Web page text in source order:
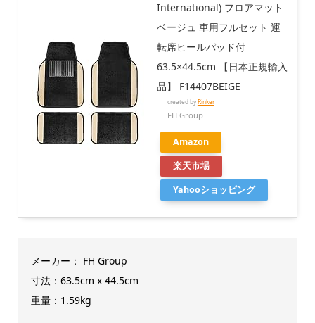
International) フロアマット
ベージュ 車用フルセット 運
転席ヒールパッド付
63.5×44.5cm 【日本正規輸入
品】 F14407BEIGE
created byRinker
FH Group
Amazon
楽天市場
Yahooショッピング
メーカー： FH Group
寸法：‎63.5cm x 44.5cm
重量：‎1.59kg